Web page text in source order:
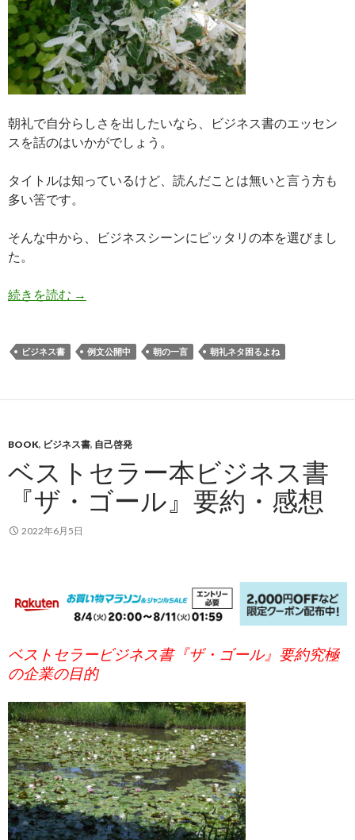
朝礼で自分らしさを出したいなら、ビジネス書のエッセン
スを話のはいかがでしょう。
タイトルは知っているけど、読んだことは無いと言う方も
多い筈です。
そんな中から、ビジネスシーンにピッタリの本を選びまし
た。
続きを読む 朝礼ネタ困る。朝の一言はビジネス書の話題で
→
ビジネス書 例文公開中 朝の一言 朝礼ネタ困るよね
BOOK, ビジネス書, 自己啓発
ベストセラー本ビジネス書
『ザ・ゴール』要約・感想
2022年6月5日
ベストセラービジネス書『ザ・ゴール』要約究極
の企業の目的